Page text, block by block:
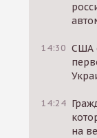
14:30 США
14:24
на